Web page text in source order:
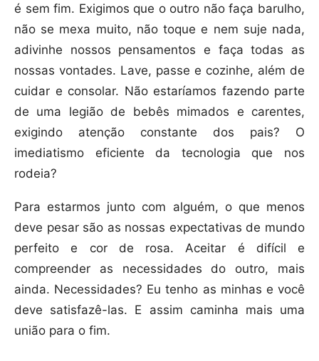
é sem fim. Exigimos que o outro não faça barulho,
não se mexa muito, não toque e nem suje nada,
adivinhe nossos pensamentos e faça todas as
nossas vontades. Lave, passe e cozinhe, além de
cuidar e consolar. Não estaríamos fazendo parte
de uma legião de bebês mimados e carentes,
exigindo atenção constante dos pais? O
imediatismo eficiente da tecnologia que nos
rodeia?
Para estarmos junto com alguém, o que menos
deve pesar são as nossas expectativas de mundo
perfeito e cor de rosa. Aceitar é difícil e
compreender as necessidades do outro, mais
ainda. Necessidades? Eu tenho as minhas e você
deve satisfazê-las. E assim caminha mais uma
união para o fim.